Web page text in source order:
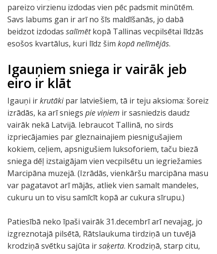
pareizo virzienu izdodas vien pēc padsmit minūtēm.
Savs labums gan ir arī no šīs maldīšanās, jo dabā
beidzot izdodas salīmētkopā Tallinas vecpilsētai līdzās
esošos kvartālus, kuri līdz šim kopā nelīmējās.
Igauņiem sniega ir vairāk jeb
eiro ir klāt
Igauņi irkrutākipar latviešiem, tā ir teju aksioma: šoreiz
izrādās, ka arī sniegs pie viņiem ir sasniedzis daudz
vairāk nekā Latvijā. Iebraucot Tallinā, no sirds
izpriecājamies par gleznainajiem piesnigušajiem
kokiem, ceļiem, apsnigušiem luksoforiem, taču biezā
sniega dēļ izstaigājam vien vecpilsētu un iegriežamies
Marcipāna muzejā. (Izrādās, vienkāršu marcipāna masu
var pagatavot arī mājās, atliek vien samalt mandeles,
cukuru un to visu samīcīt kopā ar cukura sīrupu.)
Patiesībā neko īpaši vairāk 31.decembrī arī nevajag, jo
izgreznotajā pilsētā, Rātslaukuma tirdziņā un tuvējā
krodziņā svētku sajūta irsaķerta. Krodziņā, starp citu,